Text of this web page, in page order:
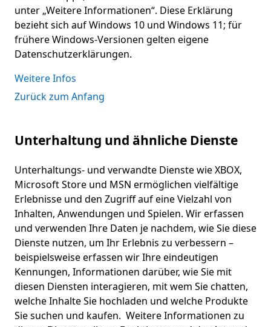
unter „Weitere Informationen“. Diese Erklärung
bezieht sich auf Windows 10 und Windows 11; für
frühere Windows-Versionen gelten eigene
Datenschutzerklärungen.
Weitere Infos
Zurück zum Anfang
Unterhaltung und ähnliche Dienste
Unterhaltungs- und verwandte Dienste wie XBOX,
Microsoft Store und MSN ermöglichen vielfältige
Erlebnisse und den Zugriff auf eine Vielzahl von
Inhalten, Anwendungen und Spielen. Wir erfassen
und verwenden Ihre Daten je nachdem, wie Sie diese
Dienste nutzen, um Ihr Erlebnis zu verbessern –
beispielsweise erfassen wir Ihre eindeutigen
Kennungen, Informationen darüber, wie Sie mit
diesen Diensten interagieren, mit wem Sie chatten,
welche Inhalte Sie hochladen und welche Produkte
Sie suchen und kaufen. Weitere Informationen zu